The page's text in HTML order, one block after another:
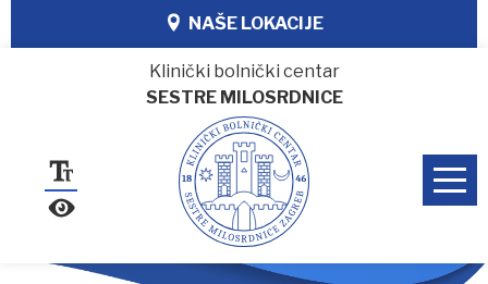
NAŠE LOKACIJE
Klinički bolnički centar
SESTRE MILOSRDNICE